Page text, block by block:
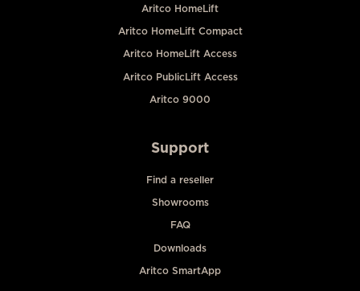
Aritco HomeLift
Aritco HomeLift Compact
Aritco HomeLift Access
Aritco PublicLift Access
Aritco 9000
Support
Find a reseller
Showrooms
FAQ
Downloads
Aritco SmartApp